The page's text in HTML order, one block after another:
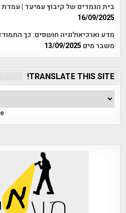
בית הגמדים של קיבוץ עמיעד |
16/09/2025
מדע וארכיאולוגיה חושפים: כך
משבר מים 13/09/2025
TRANSLATE THIS SITE!